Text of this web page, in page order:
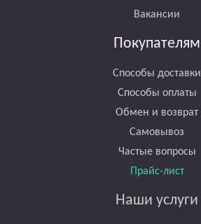
Вакансии
Покупателям
Способы доставки
Способы оплаты
Обмен и возврат
Самовывоз
Частые вопросы
Прайс-лист
Наши услуги